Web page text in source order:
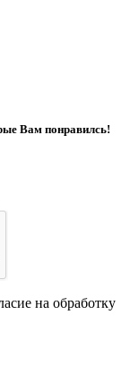
Вам понравилсь!
на обработку